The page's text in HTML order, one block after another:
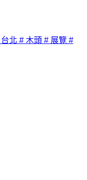
北 # 木頭 # 展覽 #